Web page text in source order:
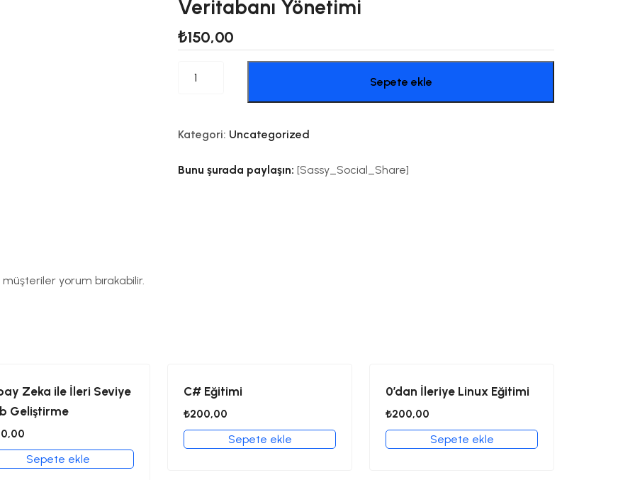
Veritabanı Yönetimi
₺150,00
Sepete ekle
Kategori: Uncategorized
Bunu şurada paylaşın: [Sassy_Social_Share]
müşteriler yorum bırakabilir.
Zeka ile İleri Seviye
Geliştirme
Sepete ekle
C# Eğitimi
₺200,00
Sepete ekle
0’dan İleriye Linux Eğitimi
₺200,00
Sepete ekle